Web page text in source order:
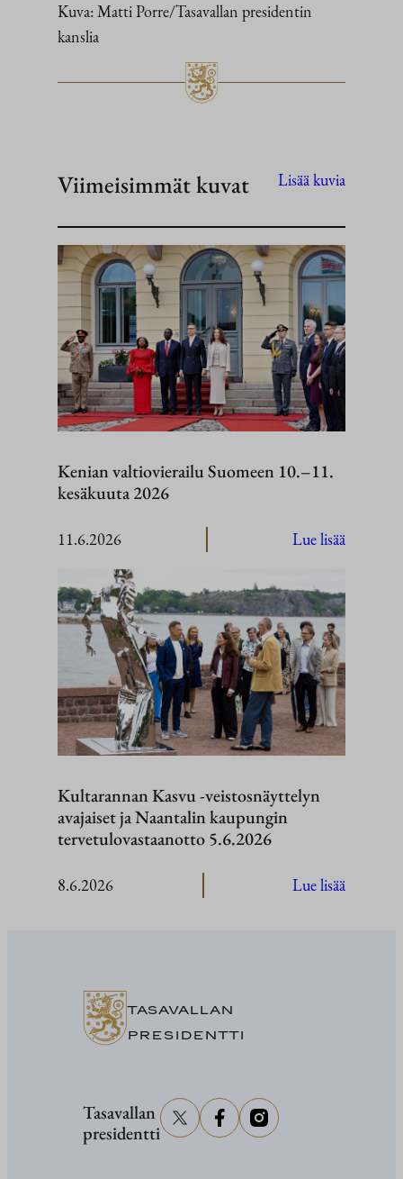
Kuva: Matti Porre/Tasavallan presidentin
kanslia
Viimeisimmät kuvat Lisää kuvia
Kenian valtiovierailu Suomeen 10.–11.
kesäkuuta 2026
11.6.2026 Lue lisää
Suomeen
11.
2026
Kultarannan Kasvu -veistosnäyttelyn
avajaiset ja Naantalin kaupungin
tervetulovastaanotto 5.6.2026
8.6.2026 Lue lisää
TASAVALLAN
PRESIDENTTI
Tasavallan
presidentti